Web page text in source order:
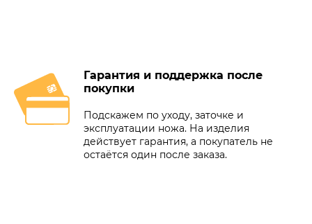
Гарантия и поддержка после
покупки
Подскажем по уходу, заточке и
эксплуатации ножа. На изделия
действует гарантия, а покупатель не
остаётся один после заказа.